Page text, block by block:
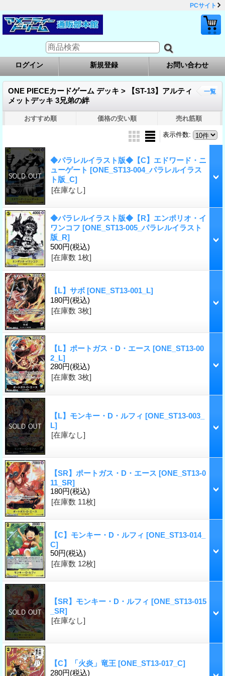
PCサイト
ログイン 新規登録 お問い合わせ
ONE PIECEカードゲーム デッキ > 【ST-13】アルティ
メットデッキ 3兄弟の絆
一覧
おすすめ順 価格の安い順 売れ筋順
表示件数:
◆パラレルイラスト版◆【C】エドワード・ニ
ューゲート [ONE_ST13-004_パラレルイラス
ト版_C]
[在庫なし]
◆パラレルイラスト版◆【R】エンポリオ・イ
ワンコフ [ONE_ST13-005_パラレルイラスト
版_R]
500円(税込)
[在庫数 1枚]
【L】サボ [ONE_ST13-001_L]
180円(税込)
[在庫数 3枚]
【L】ポートガス・D・エース [ONE_ST13-00
2_L]
280円(税込)
[在庫数 3枚]
【L】モンキー・D・ルフィ [ONE_ST13-003_
L]
[在庫なし]
【SR】ポートガス・D・エース [ONE_ST13-0
11_SR]
180円(税込)
[在庫数 11枚]
【C】モンキー・D・ルフィ [ONE_ST13-014_
C]
50円(税込)
[在庫数 12枚]
【SR】モンキー・D・ルフィ [ONE_ST13-015
_SR]
[在庫なし]
【C】「火炎」竜王 [ONE_ST13-017_C]
280円(税込)